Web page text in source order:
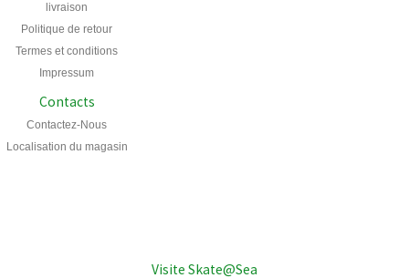
livraison
Politique de retour
Termes et conditions
Impressum
Contacts
Contactez-Nous
Localisation du magasin
Visite Skate@Sea